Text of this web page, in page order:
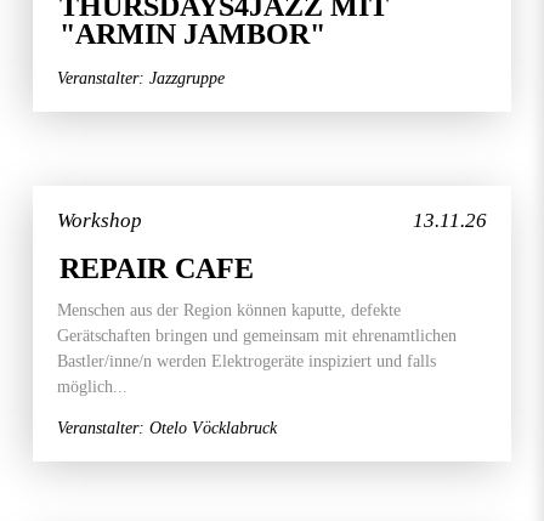
"ARMIN JAMBOR"
Veranstalter: Jazzgruppe
13.11.26
Workshop
REPAIR CAFE
Menschen aus der Region können kaputte, defekte
Gerätschaften bringen und gemeinsam mit ehrenamtlichen
Bastler/inne/n werden Elektrogeräte inspiziert und falls
möglich...
Veranstalter: Otelo Vöcklabruck